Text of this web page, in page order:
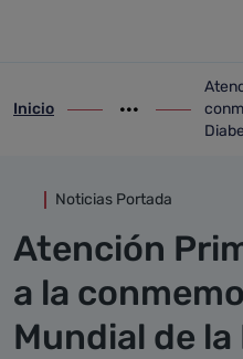
ir-a inicio
Inicio
Mostrar
ir-a
Noticias Portada
Atención
a la
Mundial de